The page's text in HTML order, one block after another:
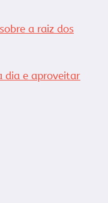
a raiz dos
dia e aproveitar